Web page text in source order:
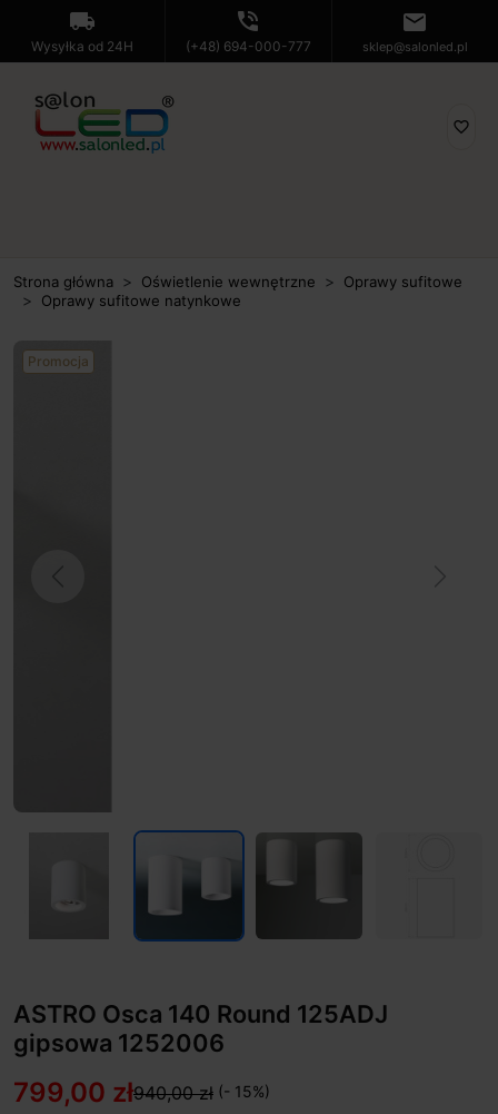
local_shipping
Wysyłka od 24H
phone_in_talk
(+48) 694-000-777
mail
sklep@salonled.pl
favorite_border
Strona główna Oświetlenie wewnętrzne
Oprawy sufitowe
Oprawy sufitowe natynkowe
Promocja
ASTRO Osca 140 Round 125ADJ
gipsowa 1252006
799,00 zł940,00 zł (- 15%)